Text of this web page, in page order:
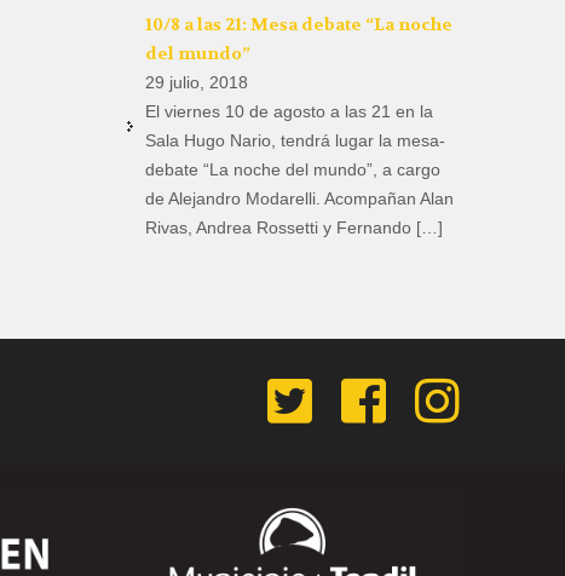
10/8 a las 21: Mesa debate “La noche
del mundo”
29 julio, 2018
El viernes 10 de agosto a las 21 en la
Sala Hugo Nario, tendrá lugar la mesa-
debate “La noche del mundo”, a cargo
de Alejandro Modarelli. Acompañan Alan
Rivas, Andrea Rossetti y Fernando […]